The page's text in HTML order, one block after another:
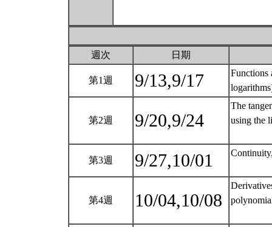
週次 日期
第1週 9/13,9/17
Functions
第2週 9/20,9/24
The
using the
第3週 9/27,10/01
第4週 10/04,10/08